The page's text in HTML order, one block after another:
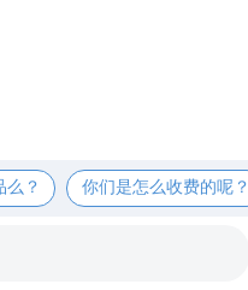
么？ 你们是怎么收费的呢？